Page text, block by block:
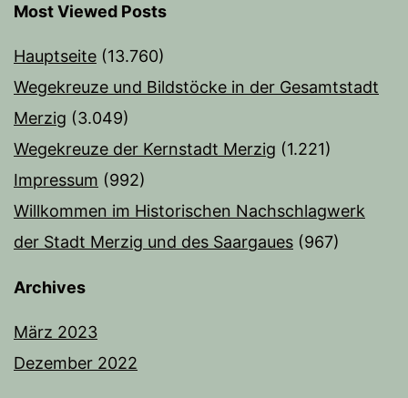
Most Viewed Posts
Hauptseite (13.760)
Wegekreuze und Bildstöcke in der Gesamtstadt
Merzig (3.049)
Wegekreuze der Kernstadt Merzig (1.221)
Impressum (992)
Willkommen im Historischen Nachschlagwerk
der Stadt Merzig und des Saargaues (967)
Archives
März 2023
Dezember 2022